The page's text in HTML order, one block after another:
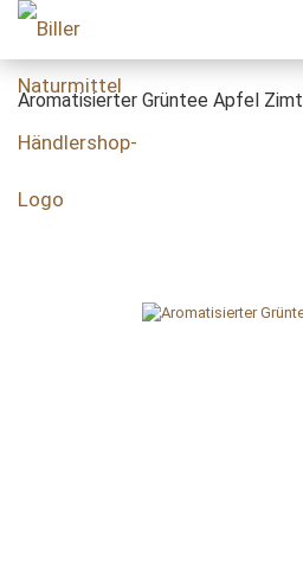
Aromatisierter Grüntee Apfel Zimt